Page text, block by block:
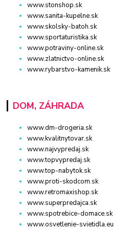
www.stonshop.sk
www.sanita-kupelne.sk
www.skolsky-batoh.sk
www.sportaturistika.sk
www.potraviny-online.sk
www.zlatnictvo-online.sk
www.rybarstvo-kamenik.sk
DOM, ZÁHRADA
www.dm-drogeria.sk
www.kvalitnytovar.sk
www.najvypredaj.sk
www.topvypredaj.sk
www.top-nabytok.sk
www.proti-skodcom.sk
www.retromaxishop.sk
www.superpredajca.sk
www.spotrebice-domace.sk
www.osvetlenie-svietidla.eu